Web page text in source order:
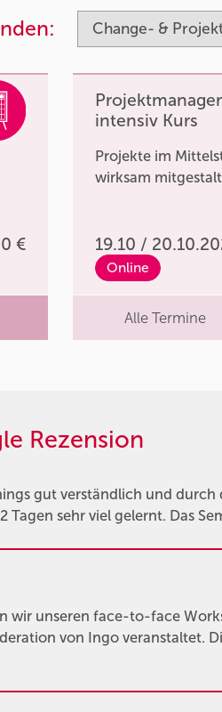
€
intensiv Kurs
Projekte im
wirksam
19.10 /
Online
Alle Termine
Rezension
gut verständlich und durch
sehr viel gelernt. Das
wir unseren face-to-face
von Ingo veranstaltet.